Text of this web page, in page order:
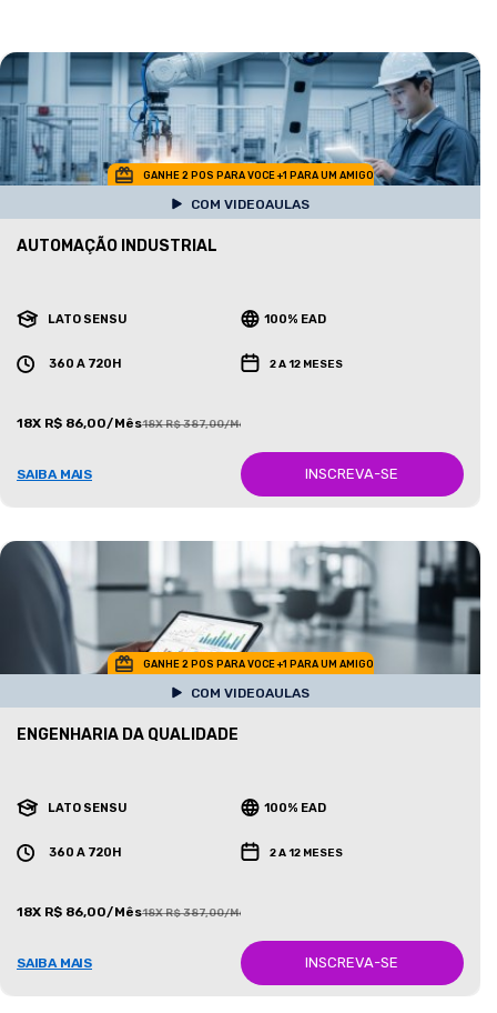
GANHE 2 POS PARA VOCE +1 PARA UM AMIGO
COM VIDEOAULAS
AUTOMAÇÃO INDUSTRIAL
LATO SENSU 100% EAD
360 A 720H 2 A 12 MESES
18X R$ 86,00/Mês18X R$ 387,00/Mês
SAIBA MAIS INSCREVA-SE
GANHE 2 POS PARA VOCE +1 PARA UM AMIGO
COM VIDEOAULAS
ENGENHARIA DA QUALIDADE
LATO SENSU 100% EAD
360 A 720H 2 A 12 MESES
18X R$ 86,00/Mês18X R$ 387,00/Mês
SAIBA MAIS INSCREVA-SE